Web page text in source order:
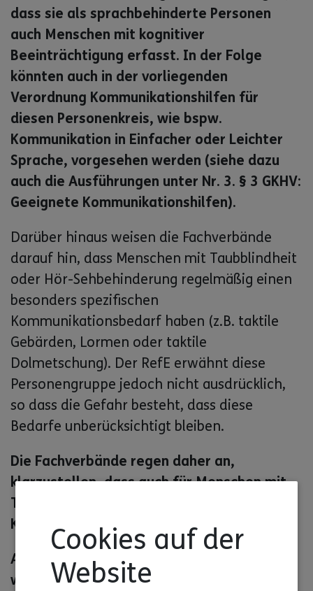
dass sie als sprachbehinderte Personen
auch Menschen mit kognitiver
Beeinträchtigung erfasst. In der Folge
könnten auch in der vorliegenden
Verordnung Kommunikationshilfen für
diesen Personenkreis, wie bspw.
Kommunikation in Einfacher oder Leichter
Sprache, vorgesehen werden (siehe dazu
auch die Ausführungen unter Nr. 3. § 3 GKHV:
Geeignete Kommunikationshilfen).
Darüber hinaus weisen die Fachverbände
darauf hin, dass Menschen mit Taubblindheit
oder Hör-Sehbehinderung regelmäßig einen
besonders spezifischen
Kommunikationsbedarf haben (z.B. taktile
Gebärden, Lormen oder taktile
Dolmetschung). Der RefE erwähnt diese
Personengruppe jedoch nicht ausdrücklich,
so dass die Gefahr besteht, dass diese
Bedarfe unberücksichtigt bleiben.
Die Fachverbände regen daher an,
klarzustellen, dass auch für Menschen mit
Taubblindheit geeignete
Kommunikationshilfen bereitzustellen sind.
Außerdem sollte über die GKHV hinaus ein
weitergehendes Konzept barrierefreier
Cookies auf der
Website